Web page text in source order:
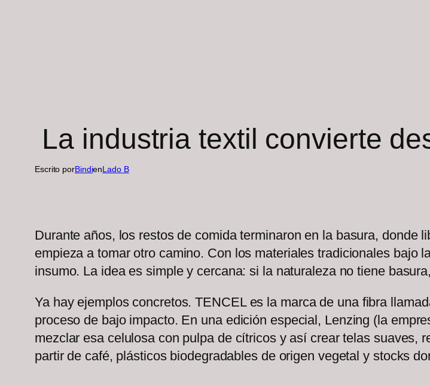
La industria textil convierte
Escrito porBindienLado B
Durante años, los restos de comida terminaron en la basura, donde
empieza a tomar otro camino. Con los materiales tradicionales bajo
insumo. La idea es simple y cercana: si la naturaleza no tiene
Ya hay ejemplos concretos. TENCEL es la marca de una fibra
proceso de bajo impacto. En una edición especial, Lenzing (la
mezclar esa celulosa con pulpa de cítricos y así crear telas suaves,
partir de café, plásticos biodegradables de origen vegetal y stocks